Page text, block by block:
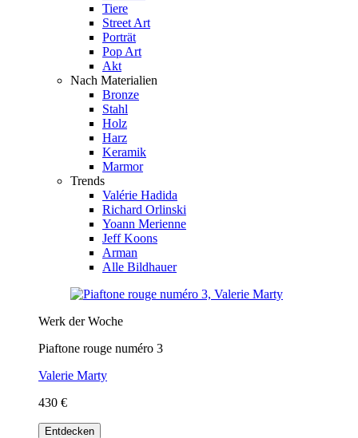
Tiere
Street Art
Porträt
Pop Art
Akt
Nach Materialien
Bronze
Stahl
Holz
Harz
Keramik
Marmor
Trends
Valérie Hadida
Richard Orlinski
Yoann Merienne
Jeff Koons
Arman
Alle Bildhauer
Werk der Woche
Piaftone rouge numéro 3
Valerie Marty
430 €
Entdecken